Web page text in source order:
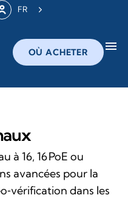
FR
OÙ ACHETER menu
à 16, 16 PoE ou
avancées pour la
dans les